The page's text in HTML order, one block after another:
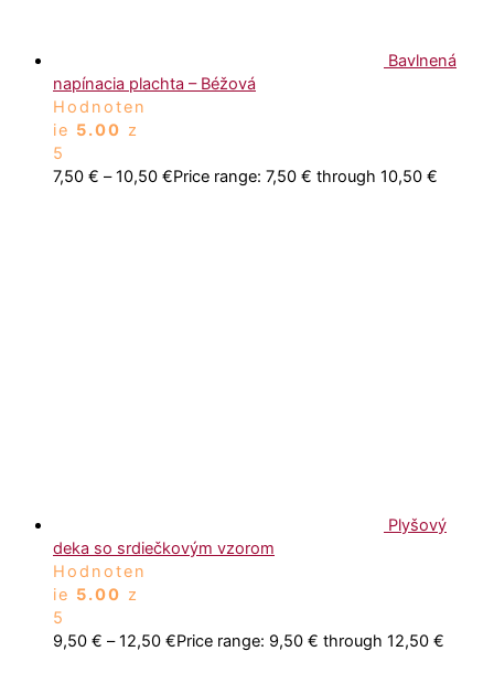
Bavlnená
napínacia plachta – Béžová
Hodnoten
ie 5.00 z
5
7,50 € – 10,50 €Price range: 7,50 € through 10,50 €
Plyšový
deka so srdiečkovým vzorom
Hodnoten
ie 5.00 z
5
9,50 € – 12,50 €Price range: 9,50 € through 12,50 €